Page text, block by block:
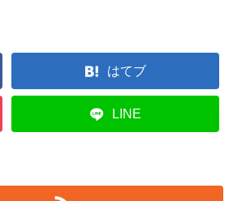
はてブ
LINE